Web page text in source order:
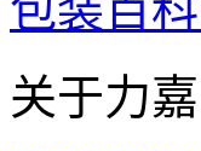
包装百科
关于力嘉